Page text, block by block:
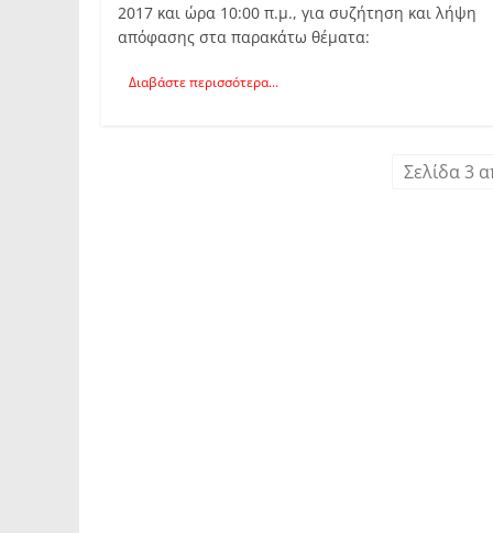
2017 και ώρα 10:00 π.μ., για συζήτηση και λήψη
απόφασης στα παρακάτω θέματα:
Διαβάστε περισσότερα...
Σελίδα 3